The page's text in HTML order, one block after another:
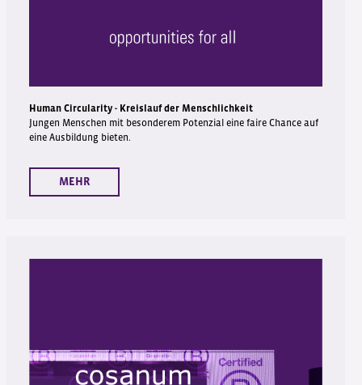
Human Circularity - Kreislauf der Menschlichkeit
Jungen Menschen mit besonderem Potenzial eine faire Chance auf
eine Ausbildung bieten.
MEHR